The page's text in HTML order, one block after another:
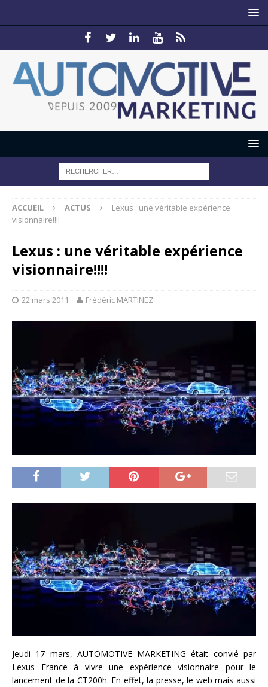
ACCUEIL ACTUS
Lexus : une véritable expérience
visionnaire!!!!
Lexus : une véritable expérience
visionnaire!!!!
22 mars 2011 Frédéric MARTINEZ
Jeudi 17 mars, AUTOMOTIVE MARKETING était convié par
Lexus France à vivre une expérience visionnaire pour le
lancement de la CT200h. En effet, la presse, le web mais aussi